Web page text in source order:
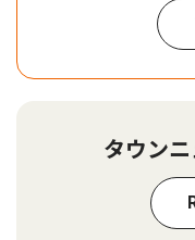
タウン